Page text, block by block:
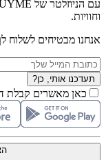
וחוויות.
אנחנו מבטיחים לשלוח
תעדכנו אותי, כן?
כאן מאשרים קבלת